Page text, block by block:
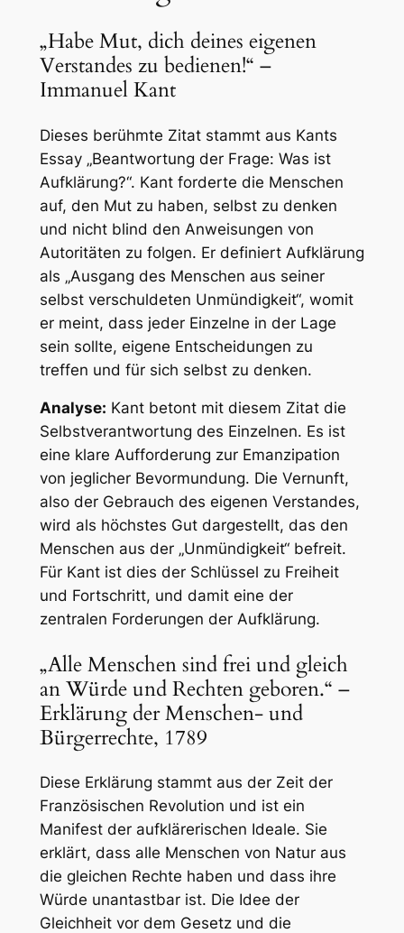
„Habe Mut, dich deines eigenen
Verstandes zu bedienen!“ –
Immanuel Kant
Dieses berühmte Zitat stammt aus Kants
Essay „Beantwortung der Frage: Was ist
Aufklärung?“. Kant forderte die Menschen
auf, den Mut zu haben, selbst zu denken
und nicht blind den Anweisungen von
Autoritäten zu folgen. Er definiert Aufklärung
als „Ausgang des Menschen aus seiner
selbst verschuldeten Unmündigkeit“, womit
er meint, dass jeder Einzelne in der Lage
sein sollte, eigene Entscheidungen zu
treffen und für sich selbst zu denken.
Analyse: Kant betont mit diesem Zitat die
Selbstverantwortung des Einzelnen. Es ist
eine klare Aufforderung zur Emanzipation
von jeglicher Bevormundung. Die Vernunft,
also der Gebrauch des eigenen Verstandes,
wird als höchstes Gut dargestellt, das den
Menschen aus der „Unmündigkeit“ befreit.
Für Kant ist dies der Schlüssel zu Freiheit
und Fortschritt, und damit eine der
zentralen Forderungen der Aufklärung.
„Alle Menschen sind frei und gleich
an Würde und Rechten geboren.“ –
Erklärung der Menschen- und
Bürgerrechte, 1789
Diese Erklärung stammt aus der Zeit der
Französischen Revolution und ist ein
Manifest der aufklärerischen Ideale. Sie
erklärt, dass alle Menschen von Natur aus
die gleichen Rechte haben und dass ihre
Würde unantastbar ist. Die Idee der
Gleichheit vor dem Gesetz und die